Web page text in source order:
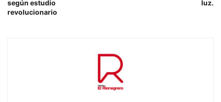
según estudio
revolucionario
luz.